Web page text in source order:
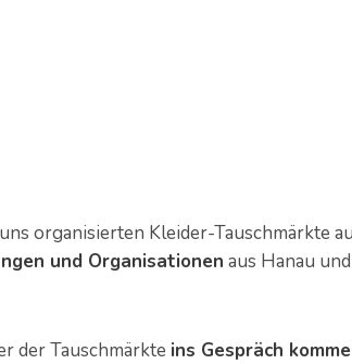
organisierten Kleider-Tauschmärkte
und Organisationen aus Hanau
der Tauschmärkte ins Gespräch